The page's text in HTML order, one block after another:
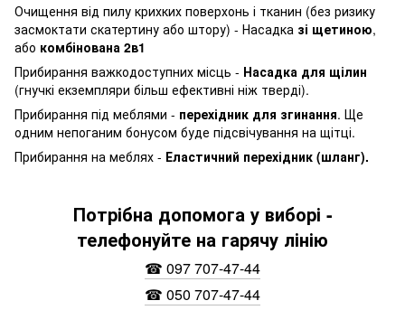
Очищення від пилу крихких поверхонь і тканин (без ризику
засмоктати скатертину або штору) - Насадка зі щетиною,
або комбінована 2в1
Прибирання важкодоступних місць - Насадка для щілин
(гнучкі екземпляри більш ефективні ніж тверді).
Прибирання під меблями - перехідник для згинання. Ще
одним непоганим бонусом буде підсвічування на щітці.
Прибирання на меблях - Еластичний перехідник (шланг).
Потрібна допомога у виборі -
телефонуйте на гарячу лінію
☎ 097 707-47-44
☎ 050 707-47-44